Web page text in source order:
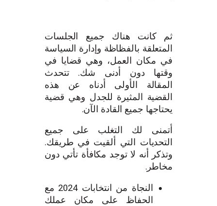
ثم كانت هناك جميع الجلسات
المتعلقة بالفظاظة وإدارة السياسة
في مكان العمل، وهي قضايا في
وقتها دون أدنى شك. تتحدث
المقالة الأولى أدناه عن هذه
القضية المثيرة للجدل وهي قضية
يحتاجها جميع القادة الآن.
أتمنى لك التغلب على جميع
التحديات التي ألقيت في طريقك.
وتذكر أنه لا توجد مكافأة تأتي دون
مخاطر.
النجاة من انتخابات 2024 مع
الحفاظ على مكان عملك